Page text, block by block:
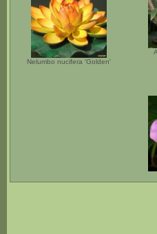
Nelumbo nucifera 'Golden'